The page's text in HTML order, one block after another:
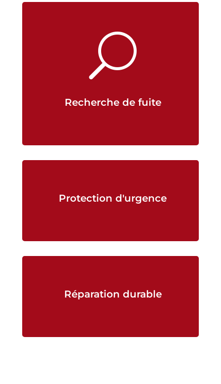
U
Recherche de fuite
Protection d'urgence
Réparation durable